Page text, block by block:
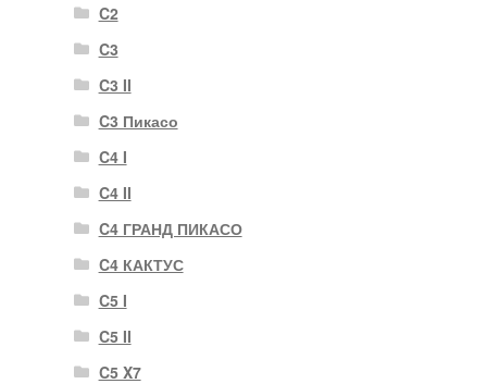
C2
C3
C3 II
C3 Пикасо
C4 I
C4 II
C4 ГРАНД ПИКАСО
C4 КАКТУС
C5 I
C5 II
C5 X7